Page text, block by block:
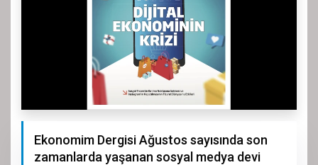
Ekonomim Dergisi Ağustos sayısında son
zamanlarda yaşanan sosyal medya devi